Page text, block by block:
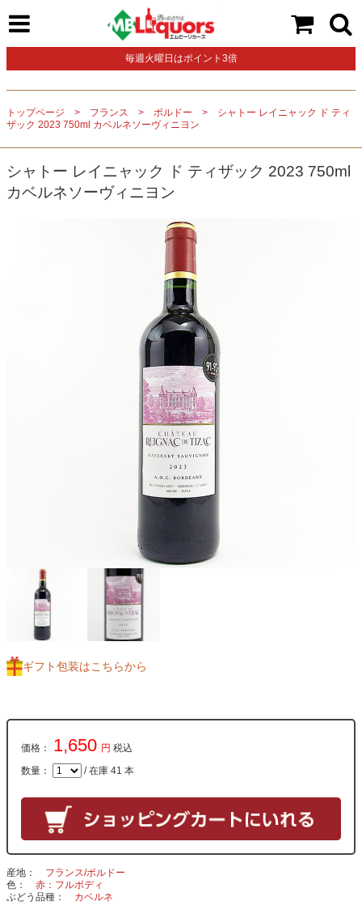
毎週火曜日はポイント3倍
トップページ フランス ボルドー
シャトー レイニャック ド ティ
ザック 2023 750ml カベルネソーヴィニヨン
シャトー レイニャック ド ティザック 2023 750ml
カベルネソーヴィニヨン
ギフト包装はこちらから
価格： 1,650 円 税込
数量： / 在庫 41 本
産地
フランス/ボルドー
色
赤：フルボディ
ぶどう品種
カベルネ